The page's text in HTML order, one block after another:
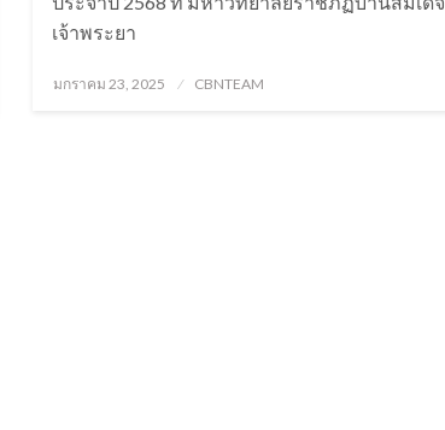
เจ้าพระยา
Posted
มกราคม 23, 2025 CBNTEAM